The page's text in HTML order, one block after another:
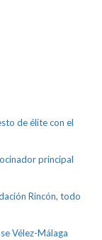
de élite con el
principal
Rincón, todo
Vélez-Málaga